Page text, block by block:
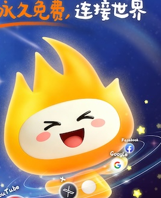
支持[0] 反对[0]
支持[0] 反对[0]
旋风加速器
软件中心
银河加速器
番石榴加速器 hammer加速器